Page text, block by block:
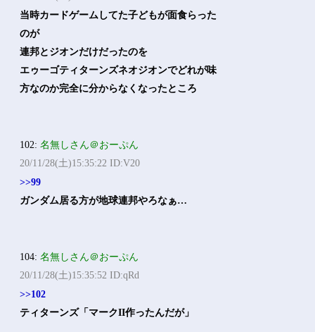
当時カードゲームしてた子どもが面食らった
のが
連邦とジオンだけだったのを
エゥーゴティターンズネオジオンでどれが味
方なのか完全に分からなくなったところ
102:名無しさん＠おーぷん
20/11/28(土)15:35:22 ID:V20
>>99
ガンダム居る方が地球連邦やろなぁ…
104:名無しさん＠おーぷん
20/11/28(土)15:35:52 ID:qRd
>>102
ティターンズ「マークII作ったんだが」